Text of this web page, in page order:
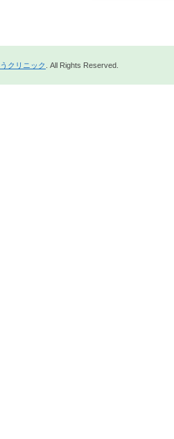
クリニック . All Rights Reserved.